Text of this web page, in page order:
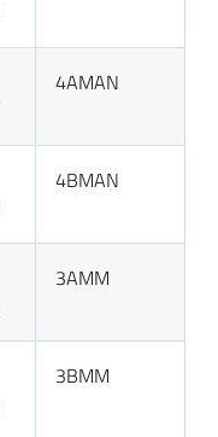
4AMAN
4BMAN
3AMM
3BMM